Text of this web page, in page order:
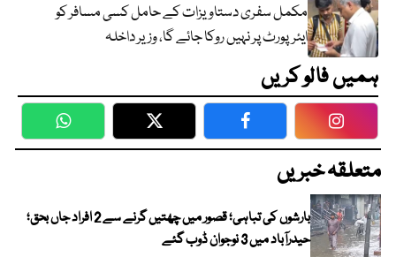
مکمل سفری دستاویزات کے حامل کسی مسافر کو
ایئرپورٹ پر نہیں روکا جائے گا، وزیر داخلہ
ہمیں فالو کریں
WhatsApp Twitter Facebook
متعلقہ خبریں
بارشوں کی تباہی؛ قصور میں چھتیں گرنے سے 2 افراد جاں بحق؛
حیدرآباد میں 3 نوجوان ڈوب گئے